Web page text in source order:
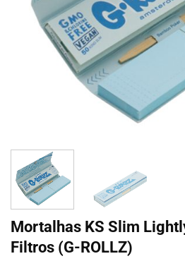
Mortalhas KS Slim
Filtros (G-ROLLZ)